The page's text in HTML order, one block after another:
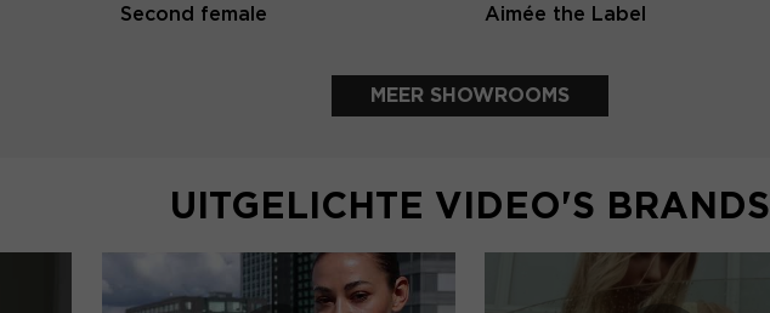
Second female Aimée the Label
MEER SHOWROOMS
UITGELICHTE VIDEO'S BRANDS